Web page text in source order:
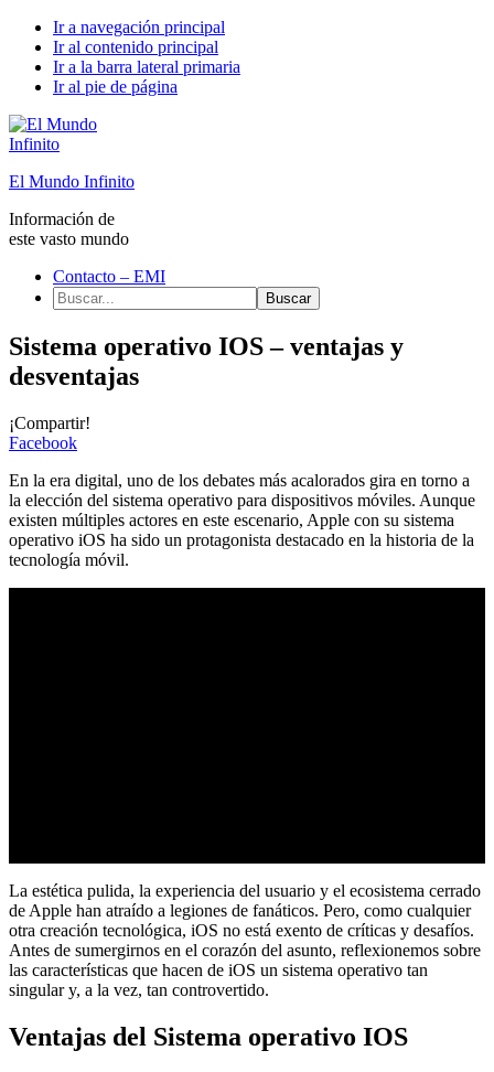
Ir a navegación principal
Ir al contenido principal
Ir a la barra lateral primaria
Ir al pie de página
El Mundo Infinito
Información de
este vasto mundo
Contacto – EMI
Buscar...
Sistema operativo IOS – ventajas y
desventajas
¡Compartir!
Facebook
En la era digital, uno de los debates más acalorados gira en torno a
la elección del sistema operativo para dispositivos móviles. Aunque
existen múltiples actores en este escenario, Apple con su sistema
operativo iOS ha sido un protagonista destacado en la historia de la
tecnología móvil.
La estética pulida, la experiencia del usuario y el ecosistema cerrado
de Apple han atraído a legiones de fanáticos. Pero, como cualquier
otra creación tecnológica, iOS no está exento de críticas y desafíos.
Antes de sumergirnos en el corazón del asunto, reflexionemos sobre
las características que hacen de iOS un sistema operativo tan
singular y, a la vez, tan controvertido.
Ventajas del Sistema operativo IOS